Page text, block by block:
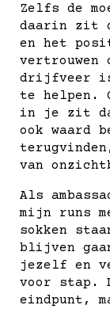
Zelfs de
daarin zit
en het
vertrouwen
drijfveer is
te helpen.
in je zit
ook waard
van
Als
mijn runs
sokken
blijven
jezelf en
voor stap.
eindpunt,